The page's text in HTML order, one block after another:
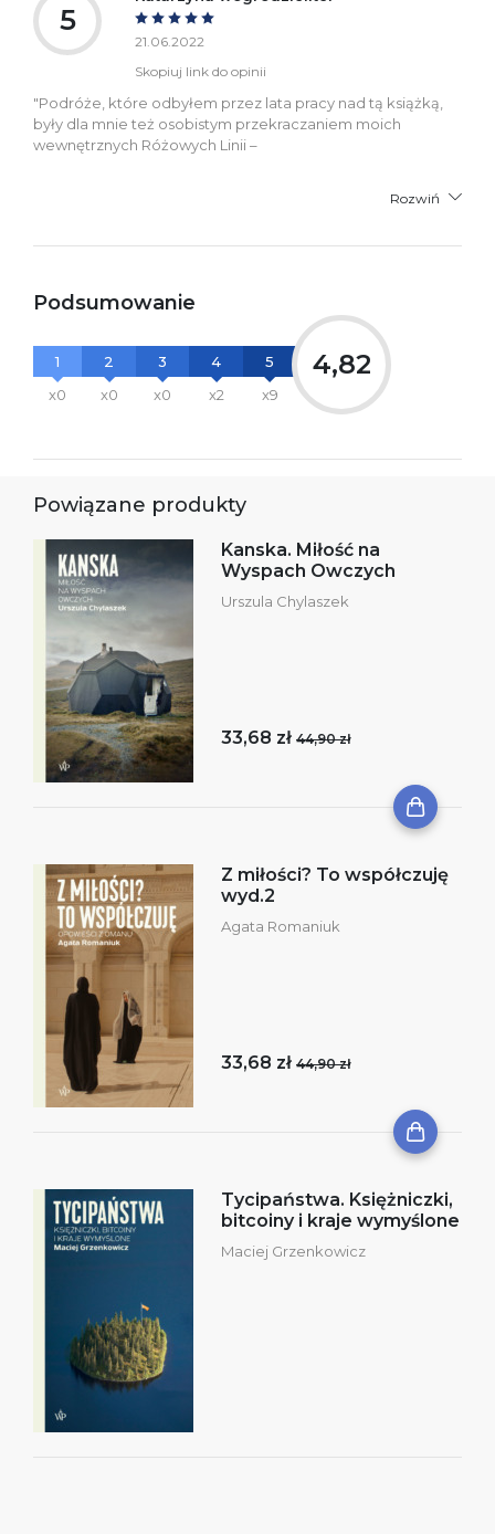
5
21.06.2022
Skopiuj link do opinii
"Podróże, które odbyłem przez lata pracy nad tą książką,
były dla mnie też osobistym przekraczaniem moich
wewnętrznych Różowych Linii –
Rozwiń
Podsumowanie
1
x0
2
x0
3
x0
4
x2
5
x9
4,82
Powiązane produkty
Kanska. Miłość na
Wyspach Owczych
Urszula Chylaszek
33,68 zł 44,90 zł
Z miłości? To współczuję
wyd.2
Agata Romaniuk
33,68 zł 44,90 zł
Tycipaństwa. Księżniczki,
bitcoiny i kraje wymyślone
Maciej Grzenkowicz